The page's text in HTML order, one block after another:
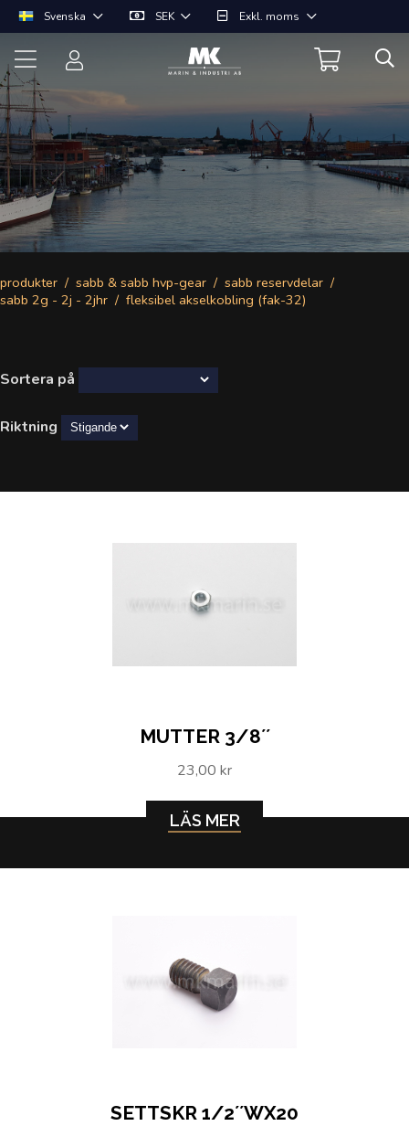
Svenska SEK Exkl. moms
produkter sabb & sabb hvp-gear
sabb reservdelar
sabb 2g - 2j - 2jhr
fleksibel akselkobling (fak-32)
Sortera på
Riktning
MUTTER 3/8´´
23,00 kr
LÄS MER
SETTSKR 1/2´´WX20